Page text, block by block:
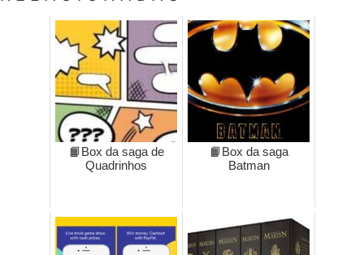
📙Box da saga de
Quadrinhos
📙Box da saga
Batman